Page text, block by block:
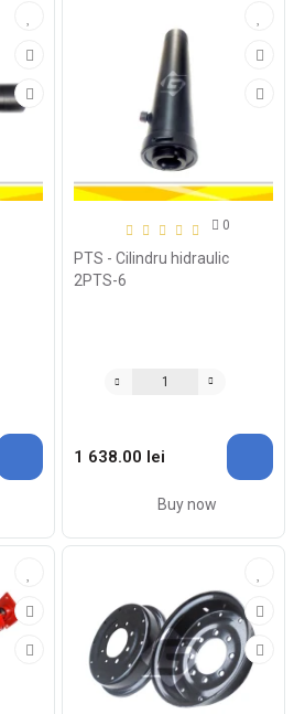
0
PTS - Cilindru hidraulic
2PTS-6
1 638.00 lei
Buy now